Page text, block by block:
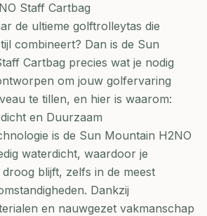
Staff Cartbag
de ultieme golftrolleytas die
combineert? Dan is de Sun
Cartbag precies wat je nodig
om jouw golfervaring
te tillen, en hier is waarom:
en Duurzaam
is de Sun Mountain H2NO
waterdicht, waardoor je
blijft, zelfs in de meest
Dankzij
en nauwgezet vakmanschap